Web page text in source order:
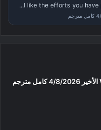
I like the efforts you have